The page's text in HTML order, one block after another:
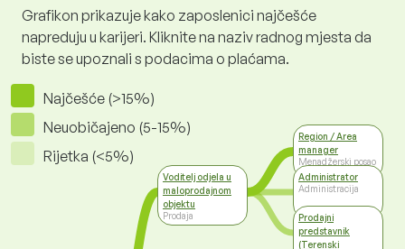
Grafikon prikazuje kako zaposlenici najčešće
napreduju u karijeri. Kliknite na naziv radnog mjesta da
biste se upoznali s podacima o plaćama.
Najčešće (>15%)
Neuobičajeno (5-15%)
Rijetka (<5%)
Voditelj odjela u
maloprodajnom
objektu
Prodaja
Region / Area
manager
Menadžerski posao
Administrator
Administracija
Prodajni
predstavnik
(Terenski